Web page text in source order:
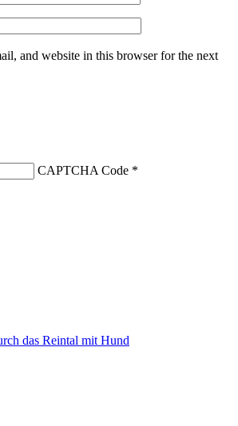
and website in this browser for the next
CAPTCHA Code *
das Reintal mit Hund